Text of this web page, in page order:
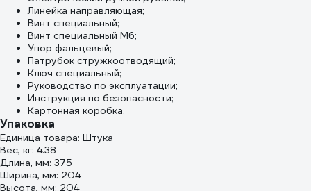
Линейка направляющая;
Винт специальный;
Винт специальный М6;
Упор фальцевый;
Патрубок стружкоотводящий;
Ключ специальный;
Руководство по эксплуатации;
Инструкция по безопасности;
Картонная коробка.
Упаковка
Единица товара: Штука
Вес, кг: 4.38
Длина, мм: 375
Ширина, мм: 204
Высота, мм: 204